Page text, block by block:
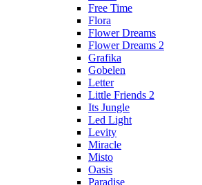
Free Time
Flora
Flower Dreams
Flower Dreams 2
Grafika
Gobelen
Letter
Little Friends 2
Its Jungle
Led Light
Levity
Miracle
Misto
Oasis
Paradise